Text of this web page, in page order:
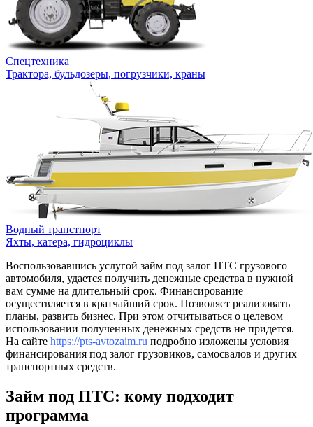
Спецтехника
Трактора, бульдозеры, погрузчики, краны
Водный транстпорт
Яхты, катера, гидроциклы
Воспользовавшись услугой займ под залог ПТС грузового
автомобиля, удается получить денежные средства в нужной
вам сумме на длительный срок. Финансирование
осуществляется в кратчайший срок. Позволяет реализовать
планы, развить бизнес. При этом отчитываться о целевом
использовании полученных денежных средств не придется.
На сайте https://pts-avtozaim.ru подробно изложены условия
финансирования под залог грузовиков, самосвалов и других
транспортных средств.
Займ под ПТС: кому подходит
программа